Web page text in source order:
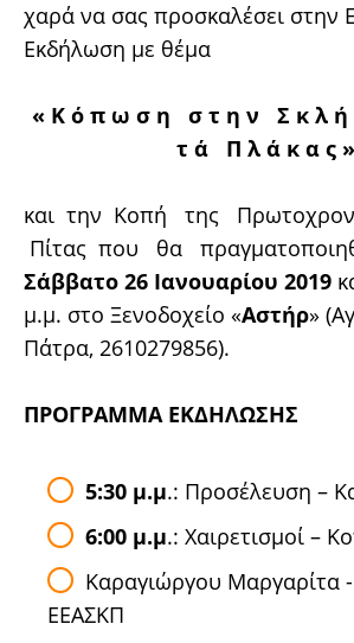
χαρά να σας προσκαλέσει στην
Εκδήλωση με θέμα
« Κ ό π ω σ η σ τ η ν Σ κ λ
τ ά Π λ ά κ α ς »
και την Κοπή της
Πίτας που θα
Σάββατο 26 Ιανουαρίου 2019
μ.μ. στο Ξενοδοχείο «Αστήρ»
Πάτρα, 2610279856).
ΠΡΟΓΡΑΜΜΑ ΕΚΔΗΛΩΣΗΣ
5:30 μ.μ.: Προσέλευση –
6:00 μ.μ.: Χαιρετισμοί –
Καραγιώργου Μαργαρίτα
ΕΕΑΣΚΠ